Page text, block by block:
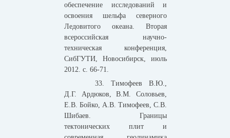
обеспечение исследований и
освоения шельфа северного
Ледовитого океана. Вторая
всероссийская научно-
техническая конференция,
СибГУТИ, Новосибирск, июль
2012. c. 66-71.
33. Тимофеев В.Ю.,
Д.Г. Ардюков, В.М. Соловьев,
Е.В. Бойко, А.В. Тимофеев, С.В.
Шибаев. Границы
тектонических плит и